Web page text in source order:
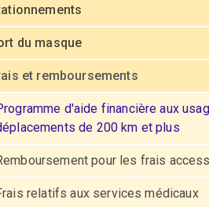
du masque
et remboursements
d'aide financière aux
de 200 km et plus
pour les frais
relatifs aux services médicaux